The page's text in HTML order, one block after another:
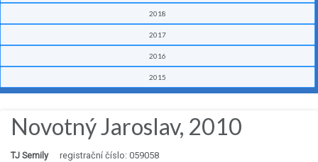
2018
2017
2016
2015
Novotný Jaroslav, 2010
TJ Semily
registrační číslo: 059058